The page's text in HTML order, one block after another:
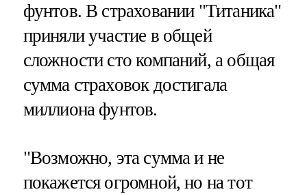
фунтов. В страховании "Титаника"
приняли участие в общей
сложности сто компаний, а общая
сумма страховок достигала
миллиона фунтов.
"Возможно, эта сумма и не
покажется огромной, но на тот